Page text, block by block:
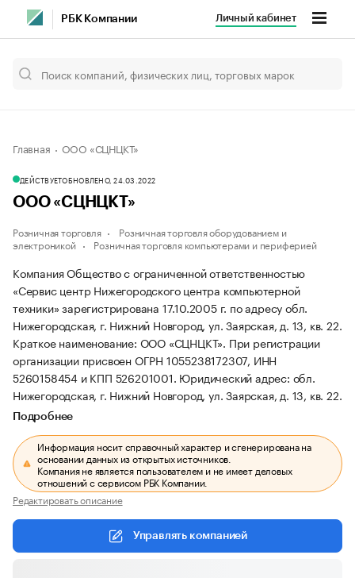
РБК Компании Личный кабинет
Главная ООО «СЦНЦКТ»
ДЕЙСТВУЕТОБНОВЛЕНО, 24.03.2022
ООО «СЦНЦКТ»
Розничная торговля
Розничная торговля оборудованием и
электроникой
Розничная торговля компьютерами и периферией
Компания Общество с ограниченной ответственностью
«Сервис центр Нижегородского центра компьютерной
техники» зарегистрирована 17.10.2005 г. по адресу обл.
Нижегородская, г. Нижний Новгород, ул. Заярская, д. 13, кв. 22.
Краткое наименование: ООО «СЦНЦКТ». При регистрации
организации присвоен ОГРН 1055238172307, ИНН
5260158454 и КПП 526201001. Юридический адрес: обл.
Нижегородская, г. Нижний Новгород, ул. Заярская, д. 13, кв. 22.
Подробнее
Информация носит справочный характер и сгенерирована на
основании данных из открытых источников.
Компания не является пользователем и не имеет деловых
отношений с сервисом РБК Компании.
Редактировать описание
Управлять компанией